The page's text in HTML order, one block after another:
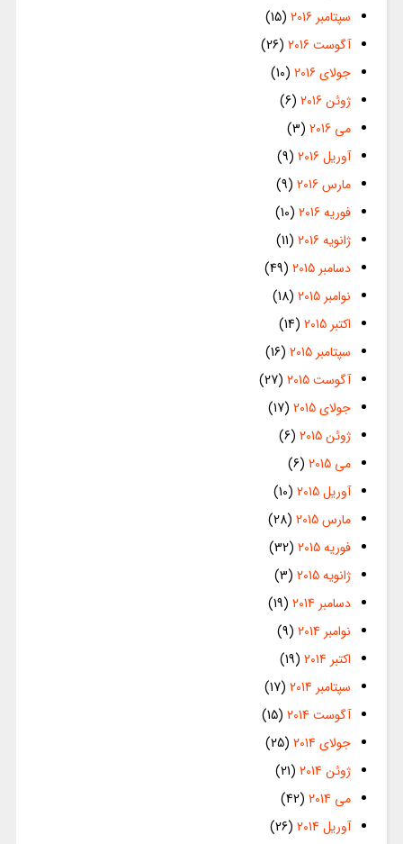
سپتامبر 2016
(15)
آگوست 2016
(26)
جولای 2016
(10)
ژوئن 2016
(6)
می 2016
(3)
آوریل 2016
(9)
مارس 2016
(9)
فوریه 2016
(10)
ژانویه 2016
(11)
دسامبر 2015
(49)
نوامبر 2015
(18)
اکتبر 2015
(14)
سپتامبر 2015
(16)
آگوست 2015
(27)
جولای 2015
(17)
ژوئن 2015
(6)
می 2015
(6)
آوریل 2015
(10)
مارس 2015
(28)
فوریه 2015
(32)
ژانویه 2015
(3)
دسامبر 2014
(19)
نوامبر 2014
(9)
اکتبر 2014
(19)
سپتامبر 2014
(17)
آگوست 2014
(15)
جولای 2014
(25)
ژوئن 2014
(21)
می 2014
(42)
آوریل 2014
(26)